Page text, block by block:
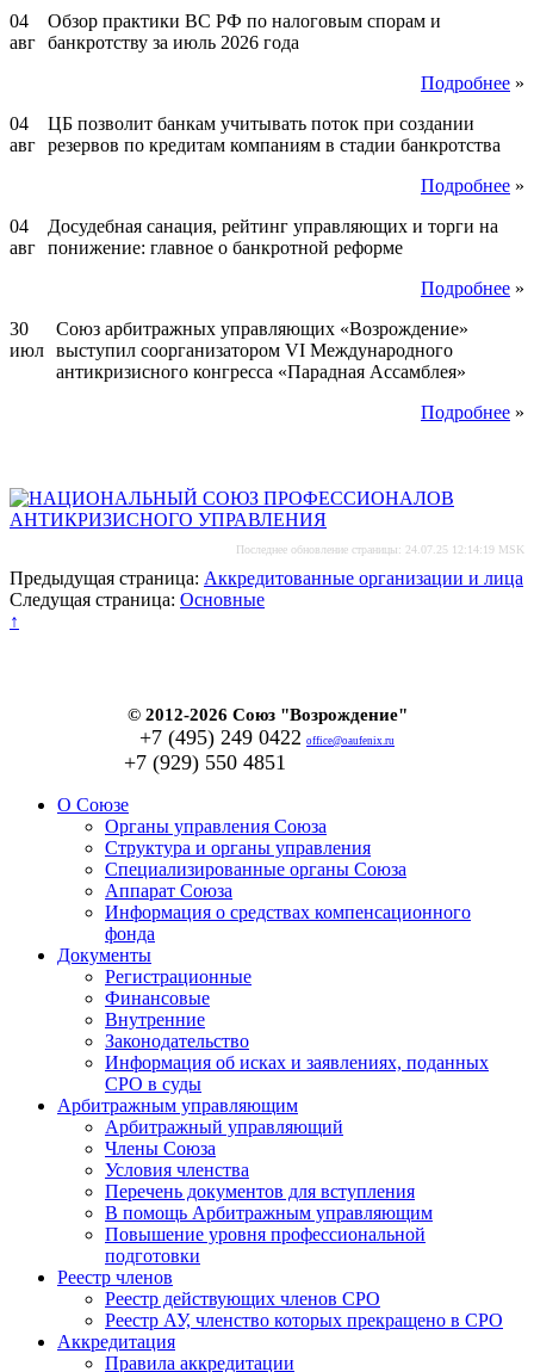
04
авг
Обзор практики ВС РФ по налоговым спорам и
банкротству за июль 2026 года
Подробнее »
04
авг
ЦБ позволит банкам учитывать поток при создании
резервов по кредитам компаниям в стадии банкротства
Подробнее »
04
авг
Досудебная санация, рейтинг управляющих и торги на
понижение: главное о банкротной реформе
Подробнее »
30
июл
Союз арбитражных управляющих «Возрождение»
выступил соорганизатором VI Международного
антикризисного конгресса «Парадная Ассамблея»
Подробнее »
Последнее обновление страницы: 24.07.25 12:14:19 MSK
Предыдущая страница: Аккредитованные организации и лица
Следущая страница: Основные
↑
© 2012-2026 Союз "Возрождение"
+7 (495) 249 0422 office@oaufenix.ru
+7 (929) 550 4851
О Союзе
Органы управления Союза
Структура и органы управления
Специализированные органы Союза
Аппарат Союза
Информация о средствах компенсационного
фонда
Документы
Регистрационные
Финансовые
Внутренние
Законодательство
Информация об исках и заявлениях, поданных
СРО в суды
Арбитражным управляющим
Арбитражный управляющий
Члены Союза
Условия членства
Перечень документов для вступления
В помощь Арбитражным управляющим
Повышение уровня профессиональной
подготовки
Реестр членов
Реестр действующих членов СРО
Реестр АУ, членство которых прекращено в СРО
Аккредитация
Правила аккредитации